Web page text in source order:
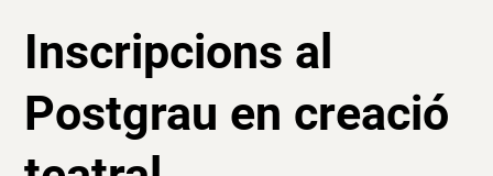
Inscripcions al
Postgrau en creació